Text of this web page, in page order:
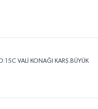
VALİ KONAĞI KARŞ.BÜYÜK